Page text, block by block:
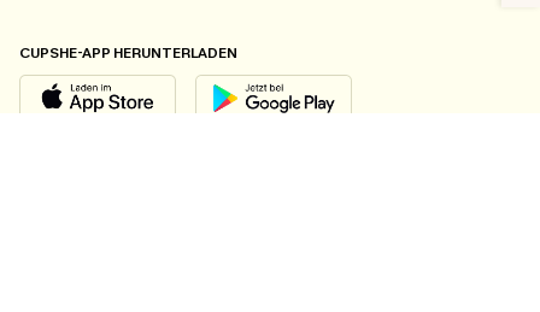
CUPSHE-APP HERUNTERLADEN